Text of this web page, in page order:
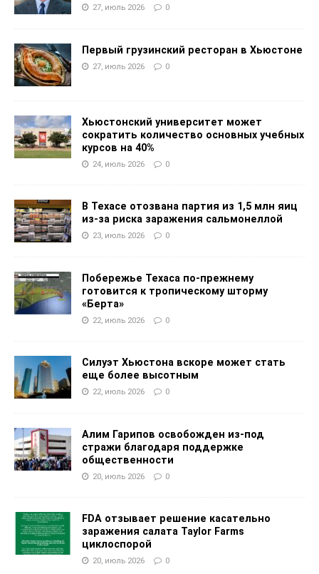
27, июль 2026 0
Первый грузинский ресторан в Хьюстоне
27, июль 2026 0
Хьюстонский университет может
сократить количество основных учебных
курсов на 40%
24, июль 2026 0
В Техасе отозвана партия из 1,5 млн яиц
из-за риска заражения сальмонеллой
23, июль 2026 0
Побережье Техаса по-прежнему
готовится к тропическому шторму
«Берта»
22, июль 2026 0
Силуэт Хьюстона вскоре может стать
еще более высотным
22, июль 2026 0
Алим Гарипов освобожден из-под
стражи благодаря поддержке
общественности
20, июль 2026 0
FDA отзывает решение касательно
заражения салата Taylor Farms
циклоспорой
20, июль 2026 0